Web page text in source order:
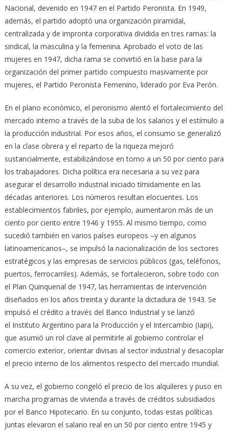
Nacional, devenido en 1947 en el Partido Peronista. En 1949,
además, el partido adoptó una organización piramidal,
centralizada y de impronta corporativa dividida en tres ramas: la
sindical, la masculina y la femenina. Aprobado el voto de las
mujeres en 1947, dicha rama se convirtió en la base para la
organización del primer partido compuesto masivamente por
mujeres, el Partido Peronista Femenino, liderado por Eva Perón.
En el plano económico, el peronismo alentó el fortalecimiento del
mercado interno a través de la suba de los salarios y el estímulo a
la producción industrial. Por esos años, el consumo se generalizó
en la clase obrera y el reparto de la riqueza mejoró
sustancialmente, estabilizándose en torno a un 50 por ciento para
los trabajadores. Dicha política era necesaria a su vez para
asegurar el desarrollo industrial iniciado tímidamente en las
décadas anteriores. Los números resultan elocuentes. Los
establecimientos fabriles, por ejemplo, aumentaron más de un
ciento por ciento entre 1946 y 1955. Al mismo tiempo, como
sucedió también en varios países europeos –y en algunos
latinoamericanos–, se impulsó la nacionalización de los sectores
estratégicos y las empresas de servicios públicos (gas, teléfonos,
puertos, ferrocarriles). Además, se fortalecieron, sobre todo con
el Plan Quinquenal de 1947, las herramientas de intervención
diseñados en los años treinta y durante la dictadura de 1943. Se
impulsó el crédito a través del Banco Industrial y se lanzó
el Instituto Argentino para la Producción y el Intercambio (Iapi),
que asumió un rol clave al permitirle al gobierno controlar el
comercio exterior, orientar divisas al sector industrial y desacoplar
el precio interno de los alimentos respecto del mercado mundial.
A su vez, el gobierno congeló el precio de los alquileres y puso en
marcha programas de vivienda a través de créditos subsidiados
por el Banco Hipotecario. En su conjunto, todas estas políticas
juntas elevaron el salario real en un 50 por ciento entre 1945 y